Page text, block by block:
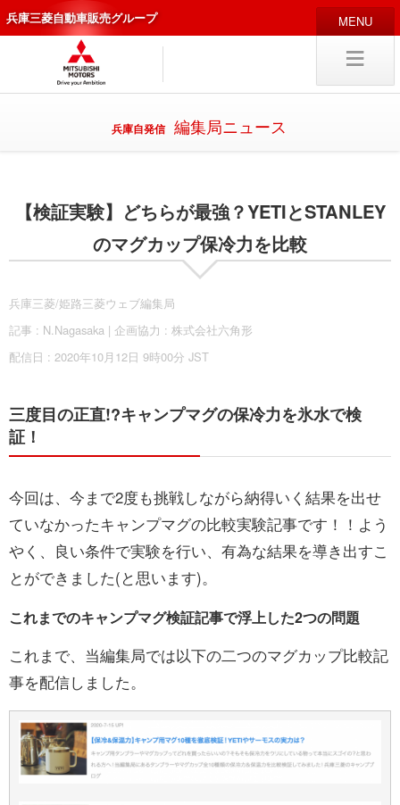
兵庫三菱自動車販売グループ
HOME 販売店
新車 中古車
採用情報 キャリア採用
試乗予約
お問い合わせ
兵庫自発信 編集局ニュース
【検証実験】どちらが最強？YETIとSTANLEY
のマグカップ保冷力を比較
兵庫三菱/姫路三菱ウェブ編集局
記事 : N.Nagasaka | 企画協力 : 株式会社六角形
配信日 : 2020年10月12日 9時00分 JST
三度目の正直!?キャンプマグの保冷力を氷水で検
証！
今回は、今まで2度も挑戦しながら納得いく結果を出せ
ていなかったキャンプマグの比較実験記事です！！よう
やく、良い条件で実験を行い、有為な結果を導き出すこ
とができました(と思います)。
これまでのキャンプマグ検証記事で浮上した2つの問題
これまで、当編集局では以下の二つのマグカップ比較記
事を配信しました。